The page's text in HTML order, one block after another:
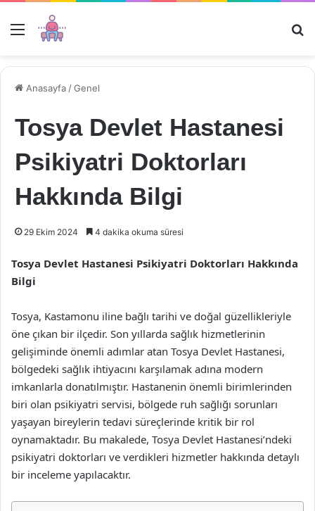
Menü
Anasayfa /Genel
Tosya Devlet Hastanesi
Psikiyatri Doktorları
Hakkında Bilgi
29 Ekim 2024 4 dakika okuma süresi
Tosya Devlet Hastanesi Psikiyatri Doktorları Hakkında
Bilgi
Tosya, Kastamonu iline bağlı tarihi ve doğal güzellikleriyle
öne çıkan bir ilçedir. Son yıllarda sağlık hizmetlerinin
gelişiminde önemli adımlar atan Tosya Devlet Hastanesi,
bölgedeki sağlık ihtiyacını karşılamak adına modern
imkanlarla donatılmıştır. Hastanenin önemli birimlerinden
biri olan psikiyatri servisi, bölgede ruh sağlığı sorunları
yaşayan bireylerin tedavi süreçlerinde kritik bir rol
oynamaktadır. Bu makalede, Tosya Devlet Hastanesi’ndeki
psikiyatri doktorları ve verdikleri hizmetler hakkında detaylı
bir inceleme yapılacaktır.